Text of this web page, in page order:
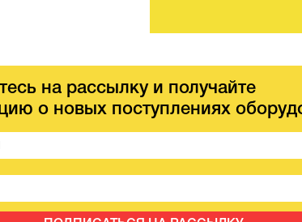
на рассылку и получайте
о новых поступлениях